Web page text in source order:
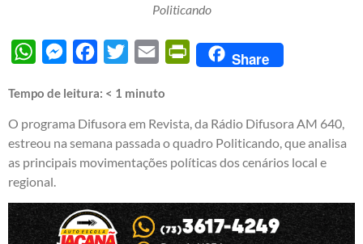
Politicando
WhatsAppMessengerFacebook
Twitter Email PrintFriendly
Share
Tempo de leitura: < 1 minuto
O programa Difusora em Revista, da Rádio Difusora AM 640,
estreou na semana passada o quadro Politicando, que analisa
as principais movimentações políticas dos cenários local e
regional.